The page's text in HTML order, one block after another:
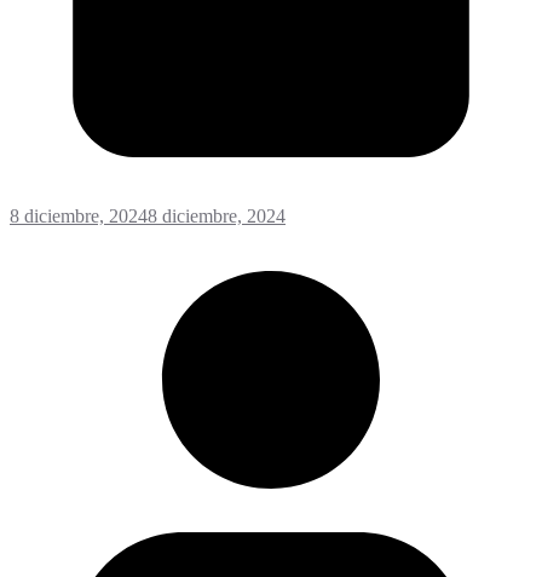
8 diciembre, 20248 diciembre, 2024